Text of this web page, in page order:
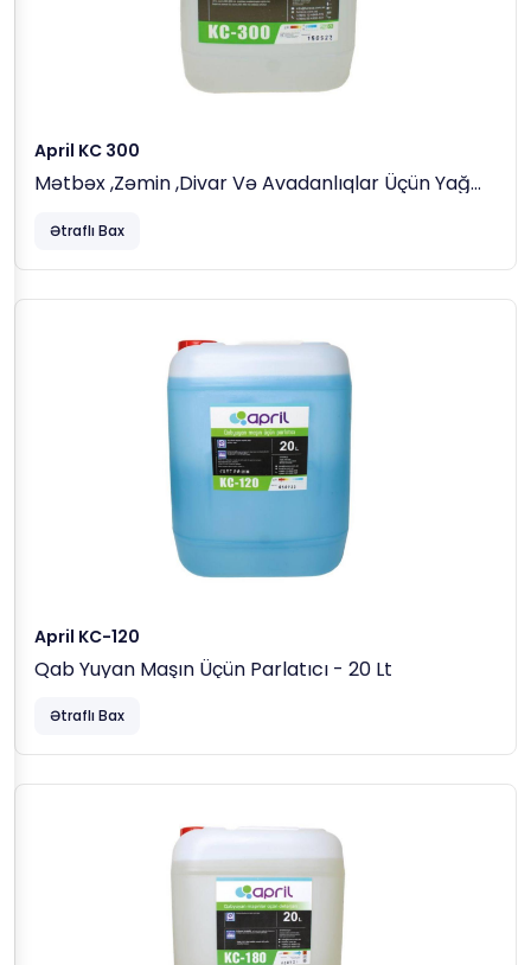
April KC 300
Mətbəx ,zəmin ,divar Və Avadanlıqlar Üçün Yağ
Ilə Istifadə Olunur.
PH Direkt : 12-13.5
Sıxlıq : 1.070-1.100 G/cm3
Ətraflı Bax
April KC-120
Qab Yuyan Maşın Üçün Parlatıcı - 20 Lt
Ətraflı Bax